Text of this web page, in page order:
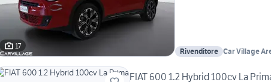
17
Rivenditore Car Village
FIAT 600 1.2 Hybrid 100cv La